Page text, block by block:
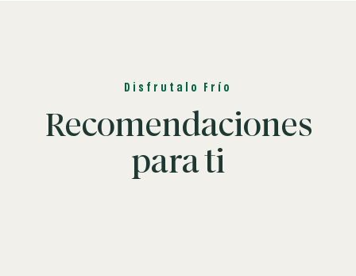
Disfrutalo Frío
Recomendaciones
para ti